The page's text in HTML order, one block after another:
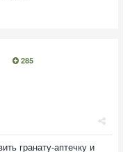
285
гранату-аптечку и